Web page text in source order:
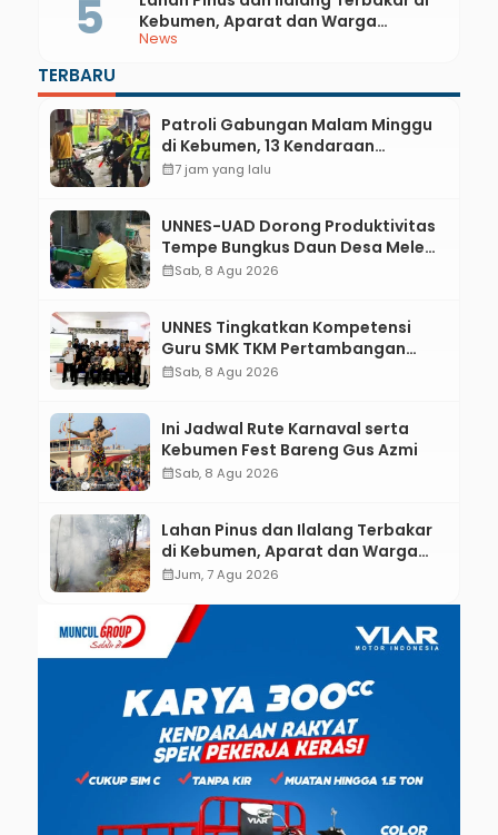
News
Kebumen, Aparat dan Warga
Padamkan Api Secara Manual
TERBARU
Patroli Gabungan Malam Minggu
di Kebumen, 13 Kendaraan
Terjaring Razia Knalpot Brong
calendar_month7 jam yang lalu
UNNES-UAD Dorong Produktivitas
Tempe Bungkus Daun Desa Meles,
Bantu Mesin dan Pendampingan
calendar_monthSab, 8 Agu 2026
UNNES Tingkatkan Kompetensi
Guru SMK TKM Pertambangan
Kebumen melalui Desain Green
calendar_monthSab, 8 Agu 2026
Ini Jadwal Rute Karnaval serta
Kebumen Fest Bareng Gus Azmi
calendar_monthSab, 8 Agu 2026
Lahan Pinus dan Ilalang Terbakar
di Kebumen, Aparat dan Warga
Padamkan Api Secara Manual
calendar_monthJum, 7 Agu 2026